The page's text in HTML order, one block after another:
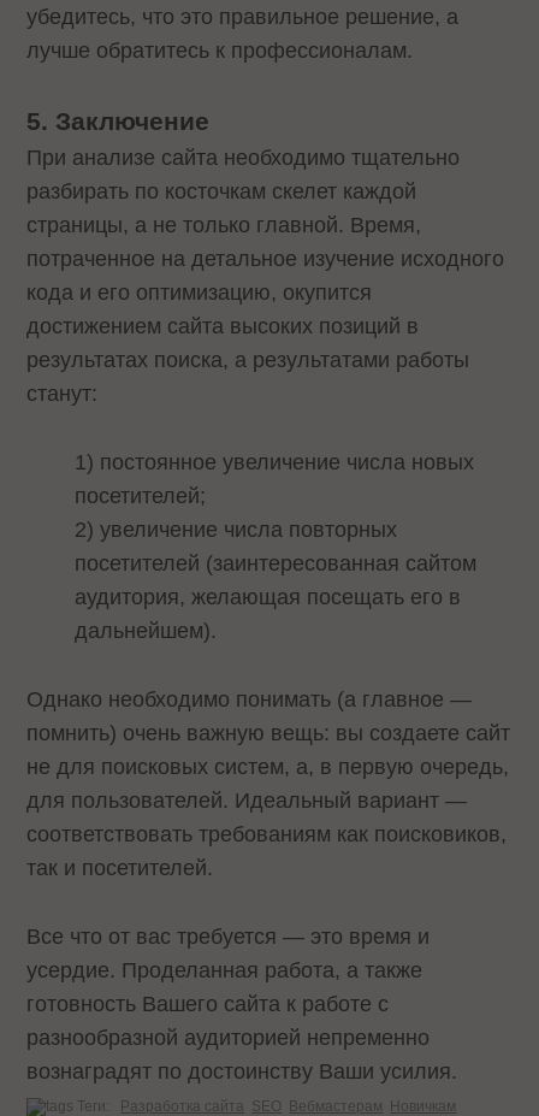
убедитесь, что это правильное решение, а
лучше обратитесь к профессионалам.
5. Заключение
При анализе сайта необходимо тщательно
разбирать по косточкам скелет каждой
страницы, а не только главной. Время,
потраченное на детальное изучение исходного
кода и его оптимизацию, окупится
достижением сайта высоких позиций в
результатах поиска, а результатами работы
станут:
1) постоянное увеличение числа новых
посетителей;
2) увеличение числа повторных
посетителей (заинтересованная сайтом
аудитория, желающая посещать его в
дальнейшем).
Однако необходимо понимать (а главное —
помнить) очень важную вещь: вы создаете сайт
не для поисковых систем, а, в первую очередь,
для пользователей. Идеальный вариант —
соответствовать требованиям как поисковиков,
так и посетителей.
Все что от вас требуется — это время и
усердие. Проделанная работа, а также
готовность Вашего сайта к работе с
разнообразной аудиторией непременно
вознаградят по достоинству Ваши усилия.
Теги: Разработка сайта SEO Вебмастерам Новичкам